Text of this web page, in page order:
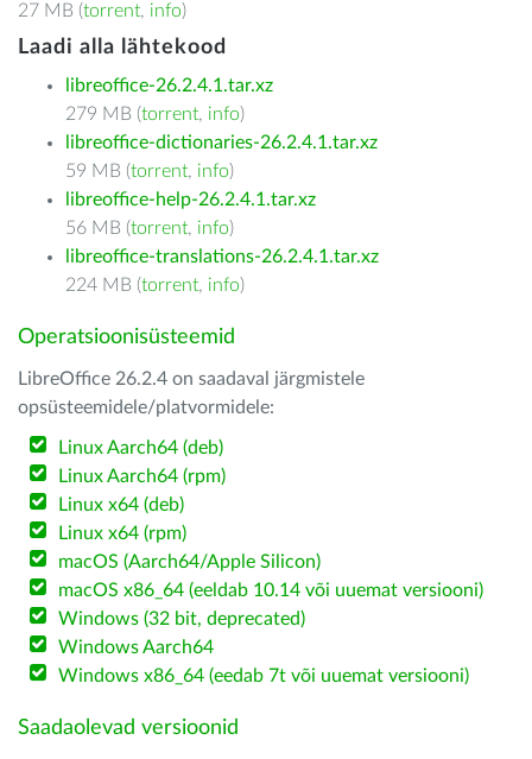
27 MB (torrent, info)
Laadi alla lähtekood
libreoffice-26.2.4.1.tar.xz
279 MB (torrent, info)
libreoffice-dictionaries-26.2.4.1.tar.xz
59 MB (torrent, info)
libreoffice-help-26.2.4.1.tar.xz
56 MB (torrent, info)
libreoffice-translations-26.2.4.1.tar.xz
224 MB (torrent, info)
Operatsioonisüsteemid
LibreOffice 26.2.4 on saadaval järgmistele
opsüsteemidele/platvormidele:
Linux Aarch64 (deb)
Linux Aarch64 (rpm)
Linux x64 (deb)
Linux x64 (rpm)
macOS (Aarch64/Apple Silicon)
macOS x86_64 (eeldab 10.14 või uuemat versiooni)
Windows (32 bit, deprecated)
Windows Aarch64
Windows x86_64 (eedab 7t või uuemat versiooni)
Saadaolevad versioonid